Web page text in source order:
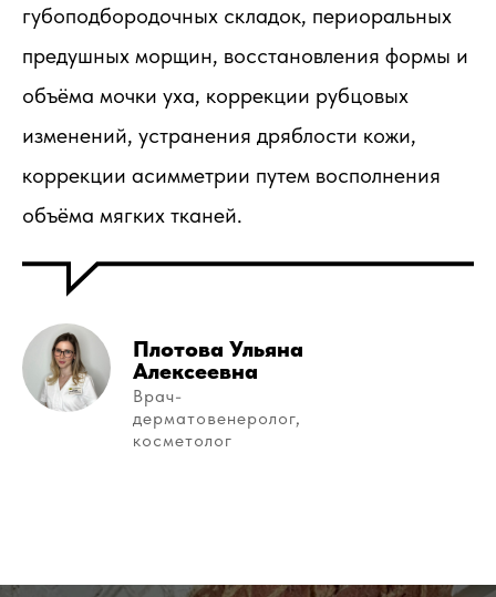
губоподбородочных складок, периоральных
предушных морщин, восстановления формы и
объёма мочки уха, коррекции рубцовых
изменений, устранения дряблости кожи,
коррекции асимметрии путем восполнения
объёма мягких тканей.
Плотова Ульяна
Алексеевна
Врач-
дерматовенеролог,
косметолог